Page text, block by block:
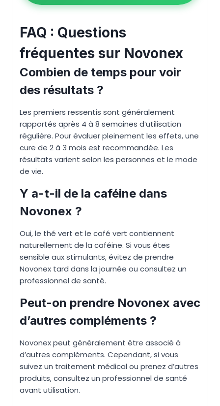
FAQ : Questions
fréquentes sur Novonex
Combien de temps pour voir
des résultats ?
Les premiers ressentis sont généralement
rapportés après 4 à 8 semaines d’utilisation
régulière. Pour évaluer pleinement les effets, une
cure de 2 à 3 mois est recommandée. Les
résultats varient selon les personnes et le mode
de vie.
Y a-t-il de la caféine dans
Novonex ?
Oui, le thé vert et le café vert contiennent
naturellement de la caféine. Si vous êtes
sensible aux stimulants, évitez de prendre
Novonex tard dans la journée ou consultez un
professionnel de santé.
Peut-on prendre Novonex avec
d’autres compléments ?
Novonex peut généralement être associé à
d’autres compléments. Cependant, si vous
suivez un traitement médical ou prenez d’autres
produits, consultez un professionnel de santé
avant utilisation.